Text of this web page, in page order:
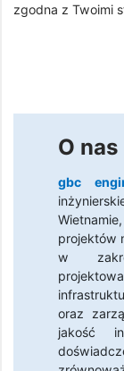
zgodna z Twoimi
O nas
gbc
projektów
w
oraz
jakość